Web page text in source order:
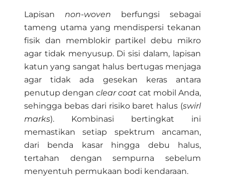
Lapisan non-woven berfungsi sebagai
tameng utama yang mendispersi tekanan
fisik dan memblokir partikel debu mikro
agar tidak menyusup. Di sisi dalam, lapisan
katun yang sangat halus bertugas menjaga
agar tidak ada gesekan keras antara
penutup dengan clear coat cat mobil Anda,
sehingga bebas dari risiko baret halus (swirl
marks). Kombinasi bertingkat ini
memastikan setiap spektrum ancaman,
dari benda kasar hingga debu halus,
tertahan dengan sempurna sebelum
menyentuh permukaan bodi kendaraan.